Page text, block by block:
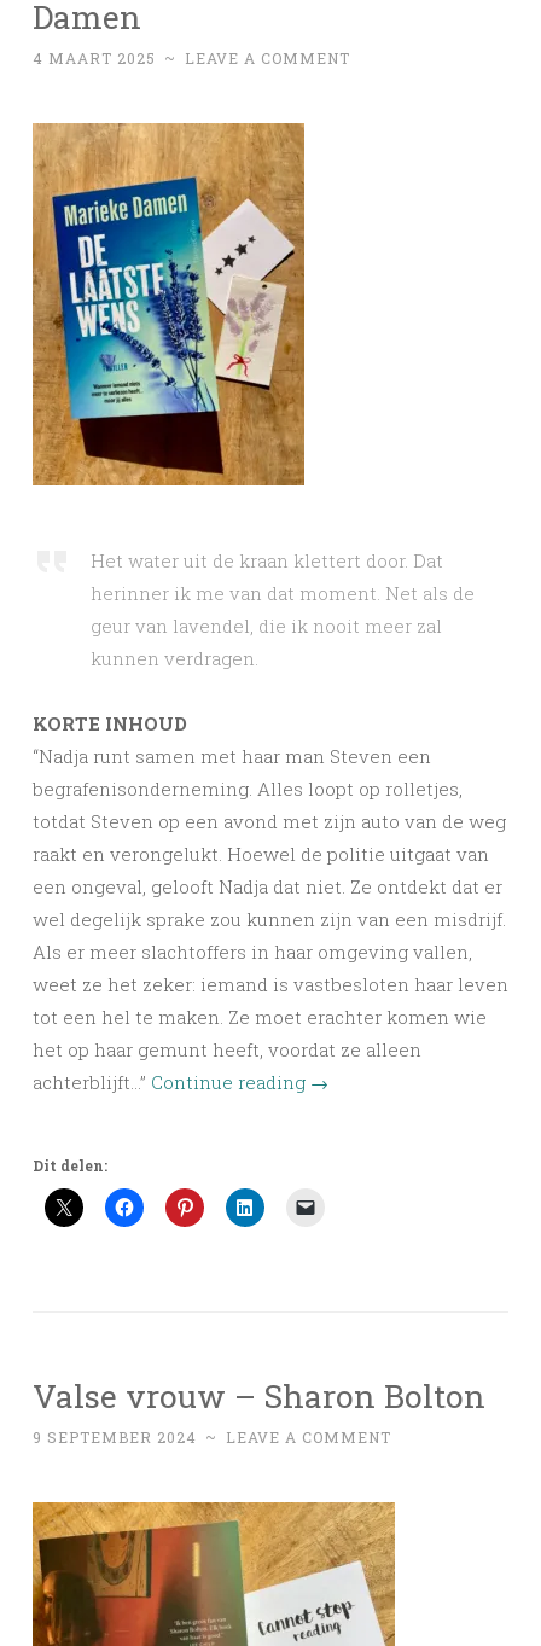
Damen
4 MAART 2025 ~ LEAVE A COMMENT
Het water uit de kraan klettert door. Dat
herinner ik me van dat moment. Net als de
geur van lavendel, die ik nooit meer zal
kunnen verdragen.
KORTE INHOUD
“Nadja runt samen met haar man Steven een
begrafenisonderneming. Alles loopt op rolletjes,
totdat Steven op een avond met zijn auto van de weg
raakt en verongelukt. Hoewel de politie uitgaat van
een ongeval, gelooft Nadja dat niet. Ze ontdekt dat er
wel degelijk sprake zou kunnen zijn van een misdrijf.
Als er meer slachtoffers in haar omgeving vallen,
weet ze het zeker: iemand is vastbesloten haar leven
tot een hel te maken. Ze moet erachter komen wie
het op haar gemunt heeft, voordat ze alleen
achterblijft…” Continue reading →
Dit delen:
Valse vrouw – Sharon Bolton
9 SEPTEMBER 2024 ~ LEAVE A COMMENT